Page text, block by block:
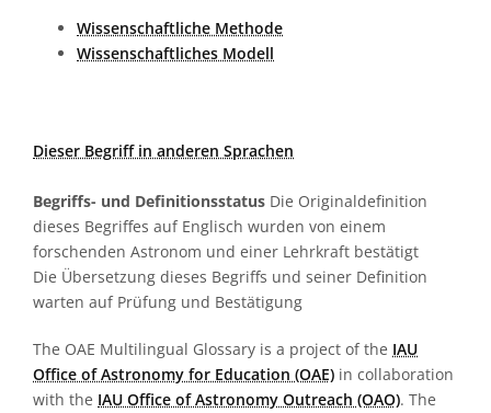
Wissenschaftliche Methode
Wissenschaftliches Modell
Dieser Begriff in anderen Sprachen
Begriffs- und Definitionsstatus Die Originaldefinition
dieses Begriffes auf Englisch wurden von einem
forschenden Astronom und einer Lehrkraft bestätigt
Die Übersetzung dieses Begriffs und seiner Definition
warten auf Prüfung und Bestätigung
The OAE Multilingual Glossary is a project of the IAU
Office of Astronomy for Education (OAE) in collaboration
with the IAU Office of Astronomy Outreach (OAO). The